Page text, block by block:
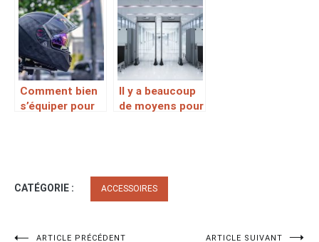
appareil
sont
défaillantes
Comment bien
s’équiper pour
Il y a beaucoup
de moyens pour
CATÉGORIE : ACCESSOIRES
ARTICLE PRÉCÉDENT ARTICLE SUIVANT